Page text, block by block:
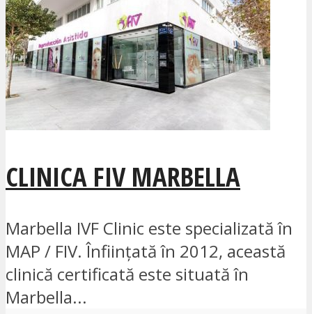
CLINICA FIV MARBELLA
Marbella IVF Clinic este specializată în
MAP / FIV. Înființată în 2012, această
clinică certificată este situată în
Marbella...